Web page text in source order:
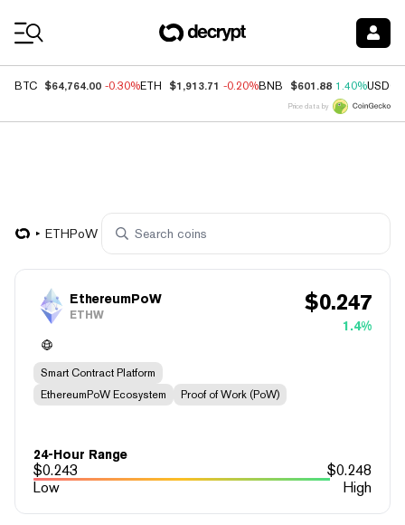
BTC $64,764.00 -0.30%ETH $1,913.71 -0.20%BNB $601.88 1.40%USDC
Price data by
ETHPoW
EthereumPoW
ETHW $0.247
1.4%
Smart Contract Platform
EthereumPoW Ecosystem
Proof of Work (PoW)
24-Hour Range
$0.243 $0.248
Low
High